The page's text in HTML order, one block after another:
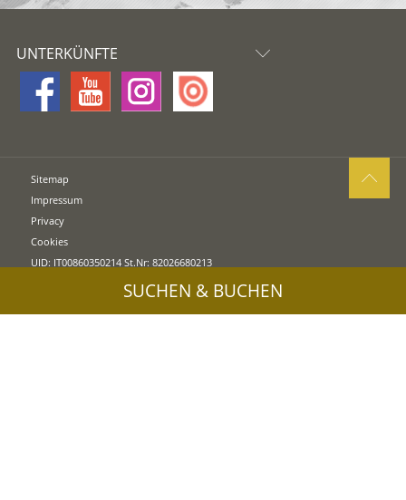
UNTERKÜNFTE
Sitemap
Impressum
Privacy
Cookies
UID: IT00860350214 St.Nr: 82026680213
SUCHEN & BUCHEN